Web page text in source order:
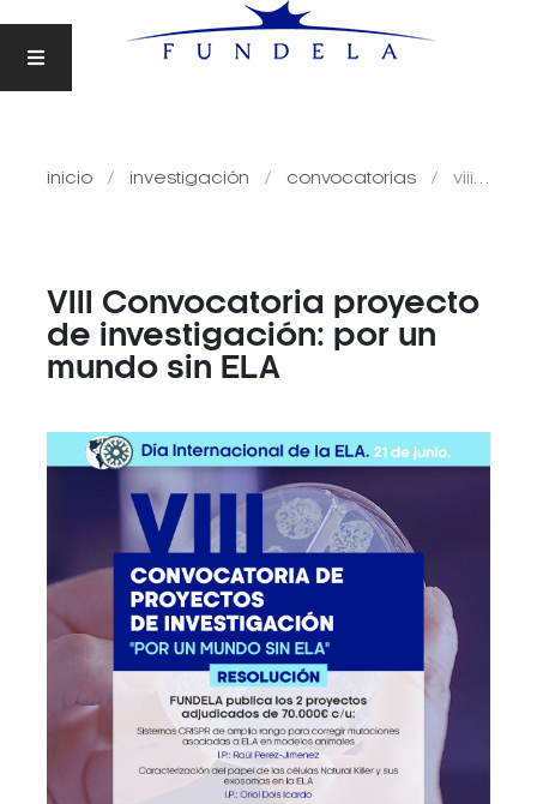
inicio investigación convocatorias viii convocatoria proyecto de investigación: por un mundo sin ela
VIII Convocatoria proyecto
de investigación: por un
mundo sin ELA